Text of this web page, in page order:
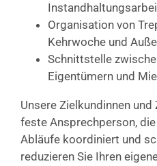
Organisation von
Kehrwoche und
Schnittstelle
Eigentümern und
Unsere Zielkundinnen
feste Ansprechperson,
Abläufe koordiniert und
reduzieren Sie Ihren